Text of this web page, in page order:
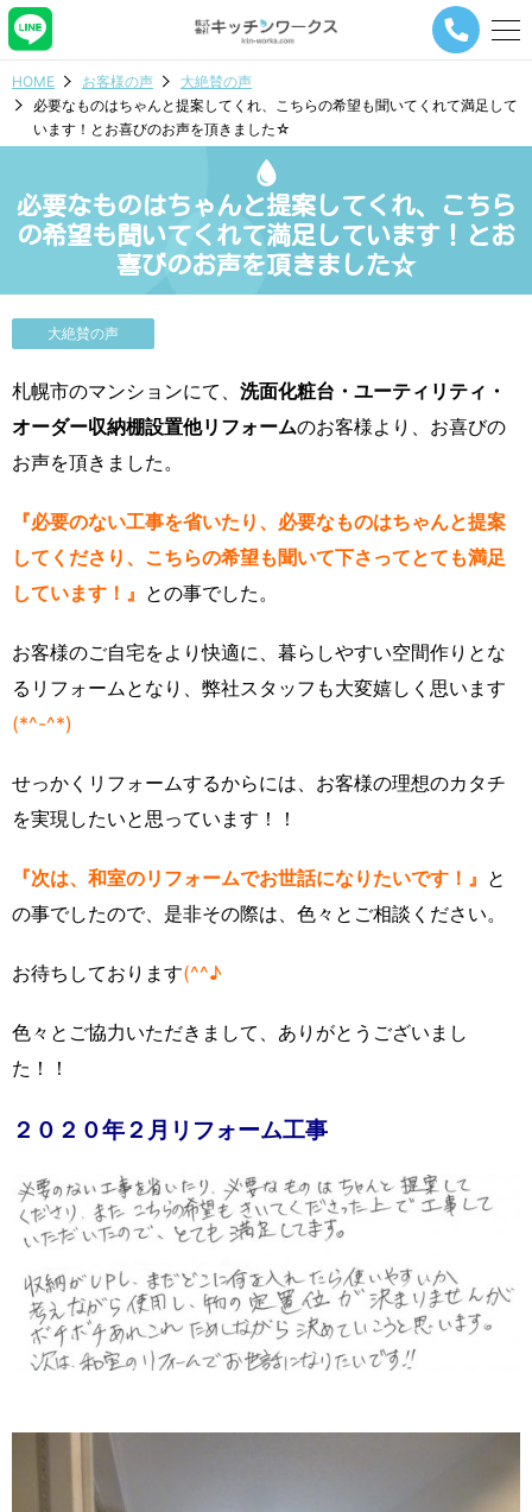
メ
ー
ビ
シ
ョ
ン
タ
HOME お客様の声
大絶賛の声
必要なものはちゃんと提案してくれ、こちらの希望も聞いてくれて満足して
います！とお喜びのお声を頂きました☆
必要なものはちゃんと提案してくれ、こちら
の希望も聞いてくれて満足しています！とお
喜びのお声を頂きました☆
大絶賛の声
札幌市のマンションにて、 洗面化粧台・ユーティリティ・
オーダー収納棚設置他リフォームのお客様より、お喜びの
お声を頂きました。
『必要のない工事を省いたり、必要なものはちゃんと提案
してくださり、こちらの希望も聞いて下さってとても満足
しています！』 との事でした。
お客様のご自宅をより快適に、暮らしやすい空間作りとな
るリフォームとなり、弊社スタッフも大変嬉しく思います
(*^-^*)
せっかくリフォームするからには、お客様の理想のカタチ
を実現したいと思っています！！
『次は、和室のリフォームでお世話になりたいです！』 と
の事でしたので、是非その際は、色々とご相談ください。
お待ちしております(^^♪
色々とご協力いただきまして、ありがとうございまし
た！！
２０２０年２月リフォーム工事